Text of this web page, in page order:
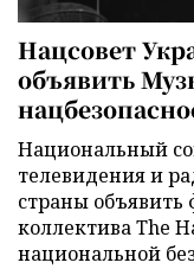
Нацсовет
объявить
Национальный
телевидения и
страны
коллектива The
национальной